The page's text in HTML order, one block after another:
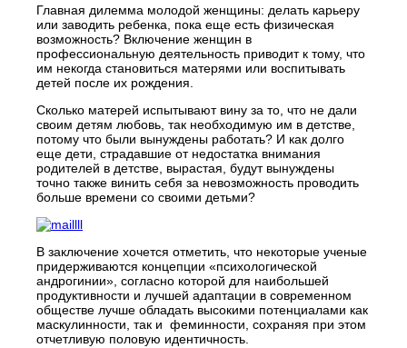
Главная дилемма молодой женщины: делать карьеру
или заводить ребенка, пока еще есть физическая
возможность? Включение женщин в
профессиональную деятельность приводит к тому, что
им некогда становиться матерями или воспитывать
детей после их рождения.
Сколько матерей испытывают вину за то, что не дали
своим детям любовь, так необходимую им в детстве,
потому что были вынуждены работать? И как долго
еще дети, страдавшие от недостатка внимания
родителей в детстве, вырастая, будут вынуждены
точно также винить себя за невозможность проводить
больше времени со своими детьми?
В заключение хочется отметить, что некоторые ученые
придерживаются концепции «психологической
андрогинии», согласно которой для наибольшей
продуктивности и лучшей адаптации в современном
обществе лучше обладать высокими потенциалами как
маскулинности, так и феминности, сохраняя при этом
отчетливую половую идентичность.